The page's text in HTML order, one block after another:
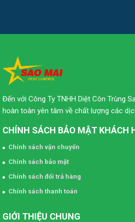
Đến với Công Ty TNHH Diệt Côn Trùng
hoàn toàn yên tâm về chất lượng các
CHÍNH SÁCH BẢO MẬT KHÁCH
Chính sách vận chuyển
Chính sách bảo mật
Chính sách đổi trả hàng
Chính sách thanh toán
GIỚI THIỆU CHUNG